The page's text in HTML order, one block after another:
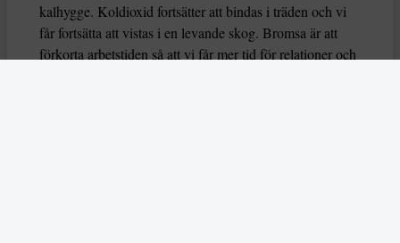
kalhygge. Koldioxid fortsätter att bindas i träden och vi
får fortsätta att vistas i en levande skog. Bromsa är att
förkorta arbetstiden så att vi får mer tid för relationer och